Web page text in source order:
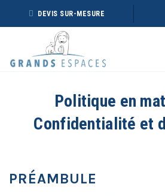
Panneau de gestion des cookies
BROCHURE RÉVEILLON
Voir toutes les
DEVIS SUR-MESURE
Politique en
Confidentialité et
PRÉAMBULE